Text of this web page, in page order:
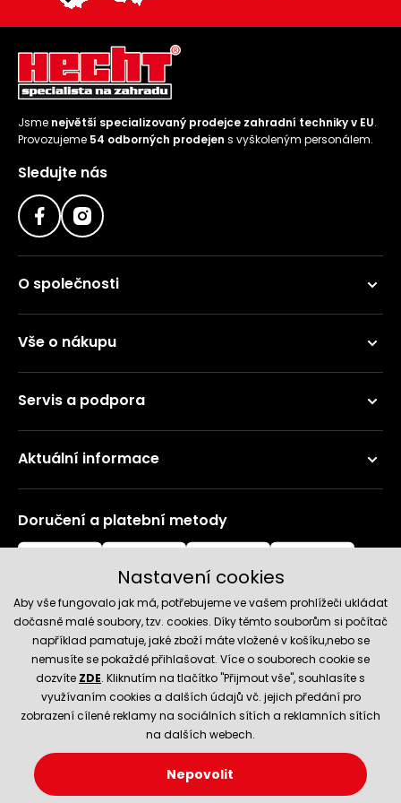
Jsme největší specializovaný prodejce zahradní techniky v EU.
Provozujeme 54 odborných prodejen s vyškoleným personálem.
Sledujte nás
O společnosti
Vše o nákupu
Servis a podpora
Aktuální informace
Doručení a platební metody
Spolehlivý obchod
© 2026 Hecht.cz Nastavení cookies
Nastavení cookies
Aby vše fungovalo jak má, potřebujeme ve vašem prohlížeči ukládat
dočasně malé soubory, tzv. cookies. Díky těmto souborům si počítač
například pamatuje, jaké zboží máte vložené v košíku,nebo se
nemusíte se pokaždé přihlašovat. Více o souborech cookie se
dozvíte ZDE. Kliknutím na tlačítko "Přijmout vše", souhlasíte s
využívaním cookies a dalších údajů vč. jejich předání pro
zobrazení cílené reklamy na sociálních sítích a reklamních sítích
na dalších webech.
Nepovolit